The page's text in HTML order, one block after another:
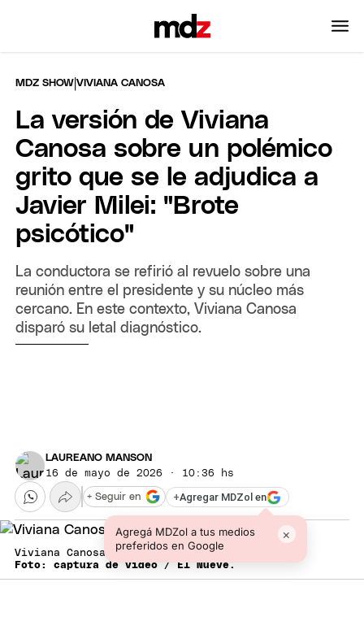
MDZ SHOW |VIVIANA CANOSA
La versión de Viviana
Canosa sobre un polémico
grito que se le adjudica a
Javier Milei: "Brote
psicótico"
La conductora se refirió al revuelo sobre una
reunión entre el presidente y su núcleo más
cercano. En este contexto, Viviana Canosa
disparó su letal diagnóstico.
LAUREANO MANSON
16 de mayo de 2026 · 10:36 hs
+Agregar MDZol en
Agregá MDZol a tus medios
preferidos en Google
×
+ Seguir en
Viviana Canosa, letal con Javier Milei.
Foto: captura de video / El Nueve.